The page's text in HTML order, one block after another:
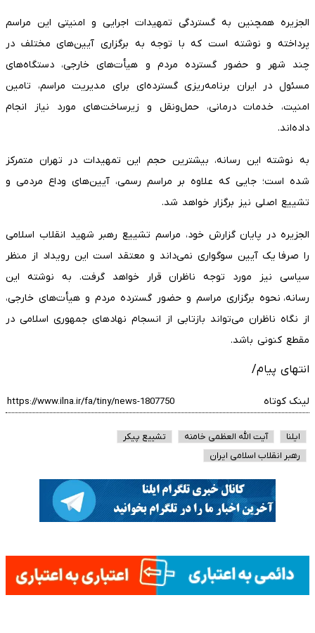
الجزیره همچنین به گستردگی تمهیدات اجرایی و امنیتی این مراسم
پرداخته و نوشته است که با توجه به برگزاری آیین‌های مختلف در
چند شهر و حضور گسترده مردم و هیأت‌های خارجی، دستگاه‌های
مسئول در ایران برنامه‌ریزی گسترده‌ای برای مدیریت مراسم، تامین
امنیت، خدمات درمانی، حمل‌ونقل و زیرساخت‌های مورد نیاز انجام
داده‌اند.
به نوشته این رسانه، بیشترین حجم این تمهیدات در تهران متمرکز
شده است؛ جایی که علاوه بر مراسم رسمی، آیین‌های وداع مردمی و
تشییع اصلی نیز برگزار خواهد شد.
الجزیره در پایان گزارش خود، مراسم تشییع رهبر شهید انقلاب اسلامی
را صرفا یک آیین سوگواری نمی‌داند و معتقد است این رویداد از منظر
سیاسی نیز مورد توجه ناظران قرار خواهد گرفت. به نوشته این
رسانه، نحوه برگزاری مراسم و حضور گسترده مردم و هیأت‌های خارجی،
از نگاه ناظران می‌تواند بازتابی از انسجام نهادهای جمهوری اسلامی در
مقطع کنونی باشد.
انتهای پیام/
لینک کوتاه
ایلنا آیت الله العظمی خامنه
تشییع پیکر
رهبر انقلاب اسلامی ایران